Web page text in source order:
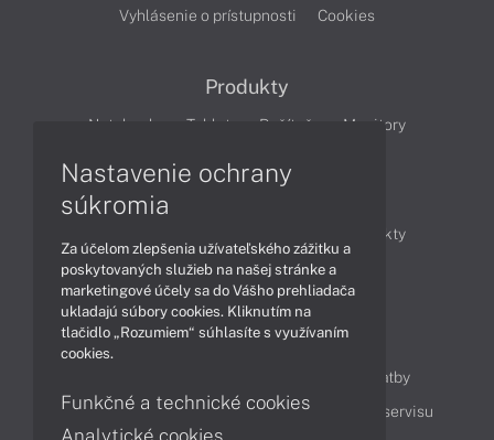
Vyhlásenie o prístupnosti
Cookies
Produkty
Notebooky Tablety Počítače Monitory
Produkty
Technológie
Videá
Obsah
Možnosti doručenia a platby
Podpora a servis
Servisné služby Cenník servisu
Nastavenie ochrany
súkromia
Za účelom zlepšenia užívateľského zážitku a
poskytovaných služieb na našej stránke a
marketingové účely sa do Vášho prehliadača
ukladajú súbory cookies. Kliknutím na
tlačidlo „Rozumiem“ súhlasíte s využívaním
cookies.
Funkčné a technické cookies
Analytické cookies